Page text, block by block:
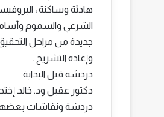
هادئة وساكنة ،
الشرعي والسموم
جديدة من مراحل
وإعادة التشريح .
دردشة قبل البداية
دكتور عقيل ود. خالد
دردشة ونقاشات بعضها